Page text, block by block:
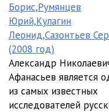
Борис,Румянцев
Юрий,Кулагин
Леонид,Сазонтьев
(2008 год)
Александр
Афанасьев является
из самых известных
исследователей